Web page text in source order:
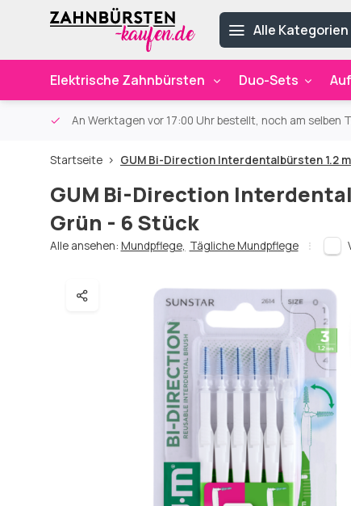
Alle Kategorien
Elektrische Zahnbürsten Duo-Sets
An Werktagen vor 17:00 Uhr bestellt, noch am selben
Startseite GUM Bi-Direction Interdentalbürsten 1.2
GUM Bi-Direction
Grün - 6 Stück
Alle ansehen: Mundpflege, Tägliche Mundpflege